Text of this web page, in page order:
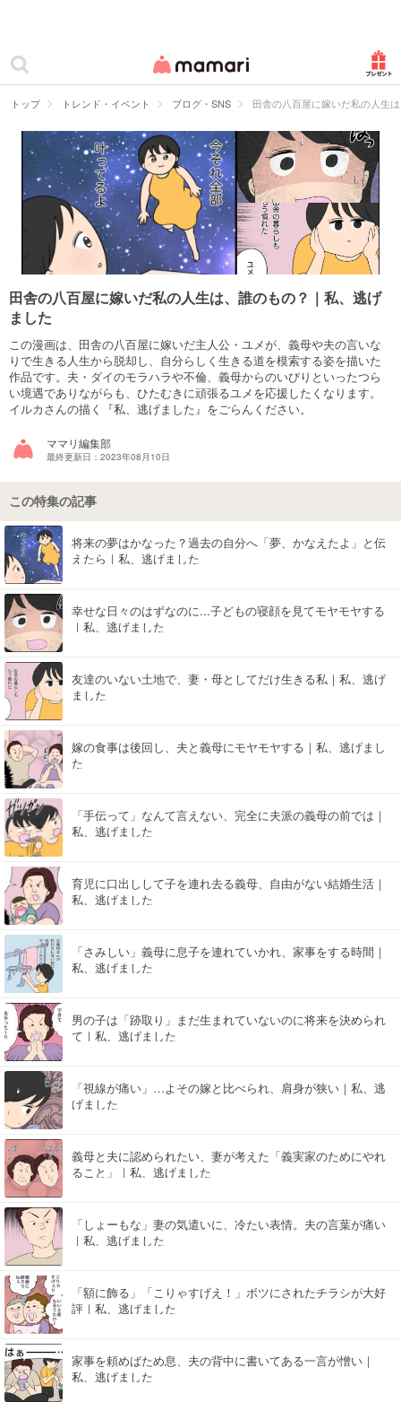
ママリ
カテゴリー一覧
妊娠
出産
赤ちゃん・育児
子育て・家族
美容・ファッション
お仕事
住まい
トップ トレンド・イベント ブログ・SNS 田舎の八百屋に嫁いだ私の人生
田舎の八百屋に嫁いだ私の人生は、誰のもの？｜私、逃げ
ました
この漫画は、田舎の八百屋に嫁いだ主人公・ユメが、義母や夫の言いな
りで生きる人生から脱却し、自分らしく生きる道を模索する姿を描いた
作品です。夫・ダイのモラハラや不倫、義母からのいびりといったつら
い境遇でありながらも、ひたむきに頑張るユメを応援したくなります。
イルカさんの描く『私、逃げました』をごらんください。
ママリ編集部
最終更新日：2023年08月10日
この特集の記事
将来の夢はかなった？過去の自分へ「夢、かなえたよ」と伝
えたら｜私、逃げました
幸せな日々のはずなのに...子どもの寝顔を見てモヤモヤする
｜私、逃げました
友達のいない土地で、妻・母としてだけ生きる私｜私、逃げ
ました
嫁の食事は後回し、夫と義母にモヤモヤする｜私、逃げまし
た
「手伝って」なんて言えない、完全に夫派の義母の前では｜
私、逃げました
育児に口出しして子を連れ去る義母、自由がない結婚生活｜
私、逃げました
「さみしい」義母に息子を連れていかれ、家事をする時間｜
私、逃げました
男の子は「跡取り」まだ生まれていないのに将来を決められ
て｜私、逃げました
「視線が痛い」…よその嫁と比べられ、肩身が狭い｜私、逃
げました
義母と夫に認められたい、妻が考えた「義実家のためにやれ
ること」｜私、逃げました
「しょーもな」妻の気遣いに、冷たい表情。夫の言葉が痛い
｜私、逃げました
「額に飾る」「こりゃすげえ！」ボツにされたチラシが大好
評｜私、逃げました
家事を頼めばため息、夫の背中に書いてある一言が憎い｜
私、逃げました